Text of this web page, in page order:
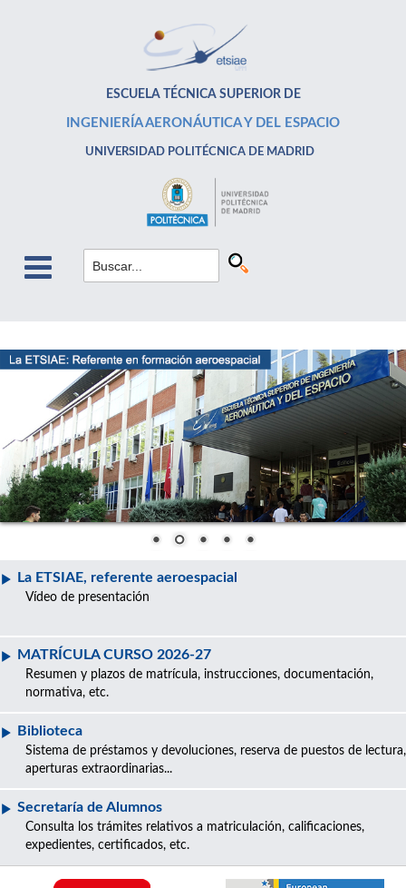
ESCUELA TÉCNICA SUPERIOR DE
INGENIERÍA AERONÁUTICA Y DEL ESPACIO
UNIVERSIDAD POLITÉCNICA DE MADRID
La ETSIAE, referente aeroespacial
Vídeo de presentación
MATRÍCULA CURSO 2026-27
Resumen y plazos de matrícula, instrucciones, documentación,
normativa, etc.
Biblioteca
Sistema de préstamos y devoluciones, reserva de puestos de lectura,
aperturas extraordinarias...
Secretaría de Alumnos
Consulta los trámites relativos a matriculación, calificaciones,
expedientes, certificados, etc.